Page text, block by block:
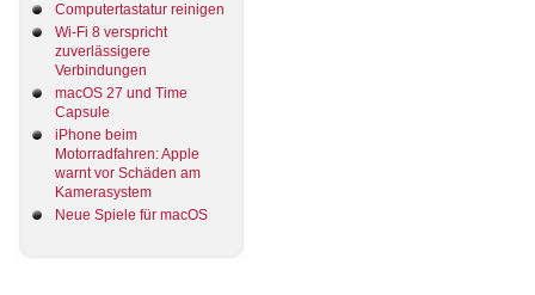
Computertastatur reinigen
Wi-Fi 8 verspricht
zuverlässigere
Verbindungen
macOS 27 und Time
Capsule
iPhone beim
Motorradfahren: Apple
warnt vor Schäden am
Kamerasystem
Neue Spiele für macOS